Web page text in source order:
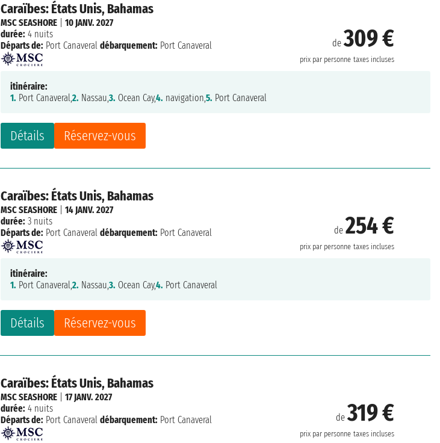
Caraïbes: États Unis, Bahamas
de309 €
prix par personne taxes incluses
Détails Réservez-vous
MSC SEASHORE |10 JANV. 2027
durée: 4 nuits
Départs de: Port Canaveral débarquement: Port Canaveral
itinéraire:
1. Port Canaveral,2. Nassau,3. Ocean Cay,4. navigation,5. Port Canaveral
Caraïbes: États Unis, Bahamas
de254 €
prix par personne taxes incluses
Détails Réservez-vous
MSC SEASHORE |14 JANV. 2027
durée: 3 nuits
Départs de: Port Canaveral débarquement: Port Canaveral
itinéraire:
1. Port Canaveral,2. Nassau,3. Ocean Cay,4. Port Canaveral
Caraïbes: États Unis, Bahamas
de319 €
prix par personne taxes incluses
MSC SEASHORE |17 JANV. 2027
durée: 4 nuits
Départs de: Port Canaveral débarquement: Port Canaveral